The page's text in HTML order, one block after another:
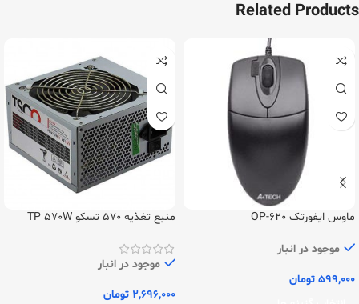
Related Products
ماوس ایفورتک OP-620
موجود در انبار
599,000 تومان
منبع تغذیه 570 تسکو TP 570W
موجود در انبار
2,696,000 تومان